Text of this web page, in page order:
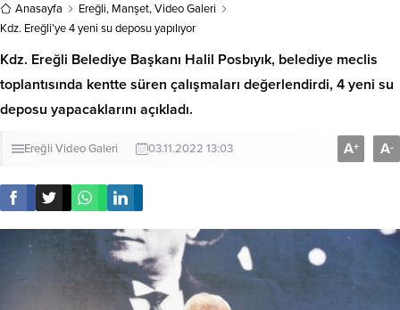
Anasayfa Ereğli, Manşet,Video Galeri
Kdz. Ereğli’ye 4 yeni su deposu yapılıyor
Kdz. Ereğli Belediye Başkanı Halil Posbıyık, belediye meclis
toplantısında kentte süren çalışmaları değerlendirdi, 4 yeni su
deposu yapacaklarını açıkladı.
Ereğli Video Galeri 03.11.2022 13:03 A+ A-